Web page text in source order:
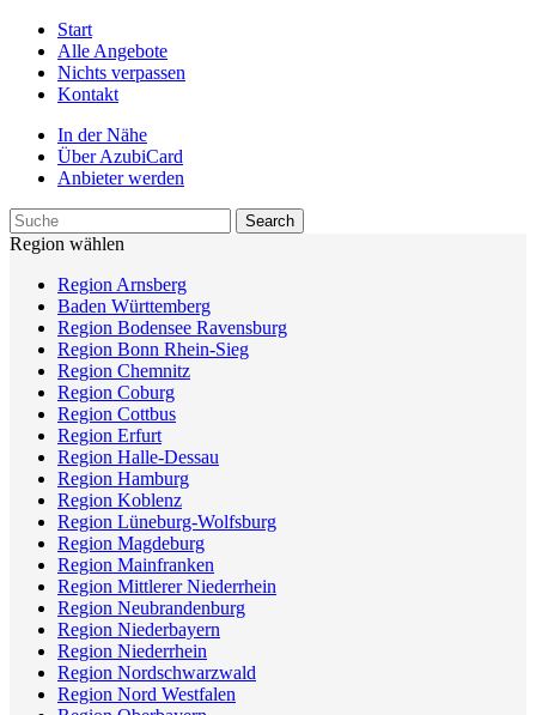
Start
Alle Angebote
Nichts verpassen
Kontakt
In der Nähe
Über AzubiCard
Anbieter werden
Region wählen
Region Arnsberg
Baden Württemberg
Region Bodensee Ravensburg
Region Bonn Rhein-Sieg
Region Chemnitz
Region Coburg
Region Cottbus
Region Erfurt
Region Halle-Dessau
Region Hamburg
Region Koblenz
Region Lüneburg-Wolfsburg
Region Magdeburg
Region Mainfranken
Region Mittlerer Niederrhein
Region Neubrandenburg
Region Niederbayern
Region Niederrhein
Region Nordschwarzwald
Region Nord Westfalen